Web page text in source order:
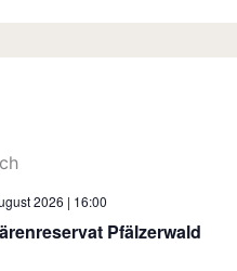
Pfälzerwald
2026 | 16:00